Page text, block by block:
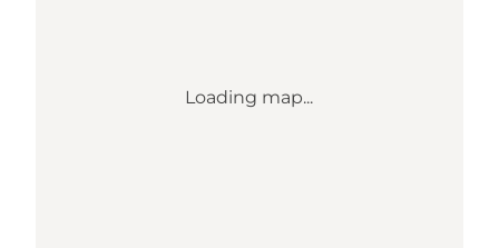
Loading map...